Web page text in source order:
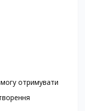
отримувати